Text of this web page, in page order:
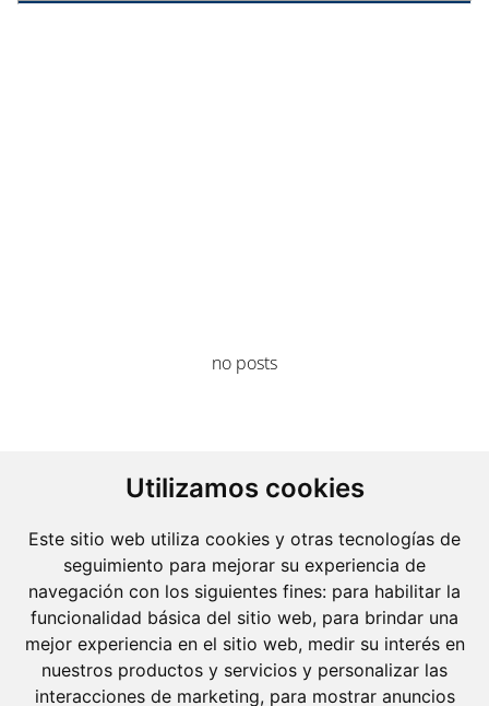
Utilizamos cookies
Este sitio web utiliza cookies y otras tecnologías de
seguimiento para mejorar su experiencia de
navegación con los siguientes fines: para habilitar la
funcionalidad básica del sitio web, para brindar una
mejor experiencia en el sitio web, medir su interés en
nuestros productos y servicios y personalizar las
interacciones de marketing, para mostrar anuncios
no posts